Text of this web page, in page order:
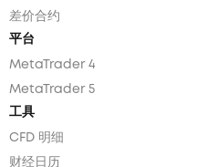
差价合约
平台
MetaTrader 4
MetaTrader 5
工具
CFD 明细
财经日历